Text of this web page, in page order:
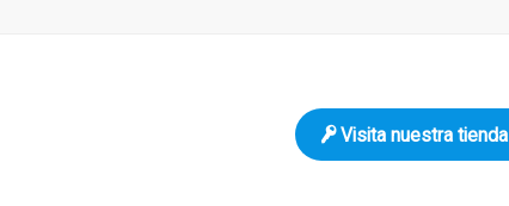
Visita nuestra tienda